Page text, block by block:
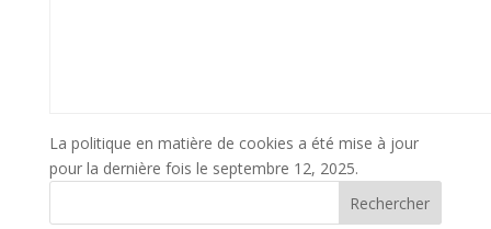
La politique en matière de cookies a été mise à jour
pour la dernière fois le septembre 12, 2025.
Rechercher